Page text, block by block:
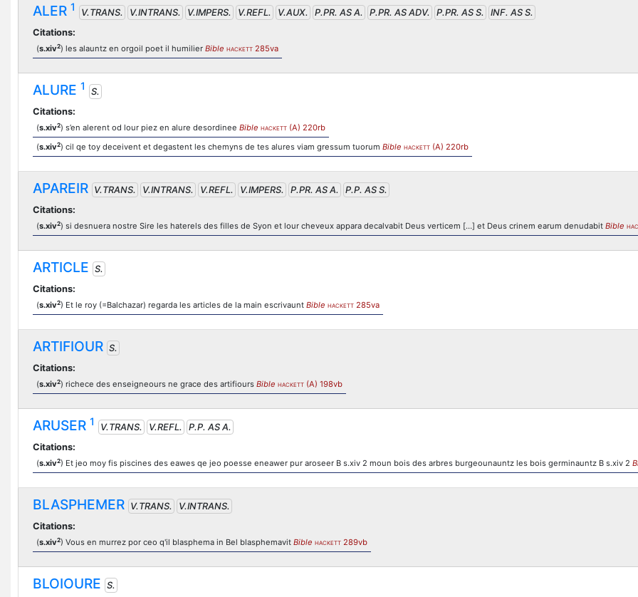
ALER 1 V.TRANS. V.INTRANS. V.IMPERS. V.REFL. V.AUX. P.PR. AS A. P.PR. AS ADV. P.PR. AS S.
INF. AS S.
Citations:
(s.xiv2) les alauntz en orgoil poet il humilier Bible HACKETT 285va
ALURE 1
S.
Citations:
(s.xiv2) s’en alerent od lour piez en alure desordinee Bible HACKETT (A) 220rb
(s.xiv2) cil qe toy deceivent et degastent les chemyns de tes alures viam gressum tuorum Bible HACKETT (A) 220rb
APAREIR V.TRANS. V.INTRANS. V.REFL. V.IMPERS. P.PR. AS A.
P.P. AS S.
Citations:
(s.xiv2) si desnuera nostre Sire les haterels des filles de Syon et lour cheveux appara decalvabit Deus verticem […] et Deus crinem earum denudabit Bible
ARTICLE S.
Citations:
(s.xiv2) Et le roy (=Balchazar) regarda les articles de la main escrivaunt Bible HACKETT 285va
ARTIFIOUR S.
Citations:
(s.xiv2) richece des enseigneours ne grace des artifiours Bible HACKETT (A) 198vb
ARUSER 1 V.TRANS. V.REFL.
P.P. AS A.
Citations:
(s.xiv2) Et jeo moy fis piscines des eawes qe jeo poesse eneawer pur aroseer B s.xiv 2 moun bois des arbres burgeounauntz les bois germinauntz B s.xiv 2
BLASPHEMER V.TRANS.
V.INTRANS.
Citations:
(s.xiv2) Vous en murrez por ceo q'il blasphema in Bel blasphemavit Bible HACKETT 289vb
BLOIOURE S.